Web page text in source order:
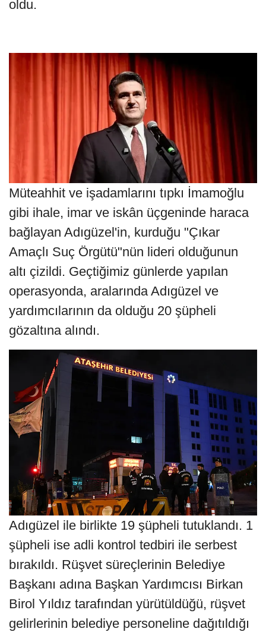
oldu.
Müteahhit ve işadamlarını tıpkı İmamoğlu
gibi ihale, imar ve iskân üçgeninde haraca
bağlayan Adıgüzel'in, kurduğu "Çıkar
Amaçlı Suç Örgütü"nün lideri olduğunun
altı çizildi. Geçtiğimiz günlerde yapılan
operasyonda, aralarında Adıgüzel ve
yardımcılarının da olduğu 20 şüpheli
gözaltına alındı.
Adıgüzel ile birlikte 19 şüpheli tutuklandı. 1
şüpheli ise adli kontrol tedbiri ile serbest
bırakıldı. Rüşvet süreçlerinin Belediye
Başkanı adına Başkan Yardımcısı Birkan
Birol Yıldız tarafından yürütüldüğü, rüşvet
gelirlerinin belediye personeline dağıtıldığı